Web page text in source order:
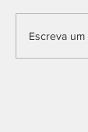
Escreva